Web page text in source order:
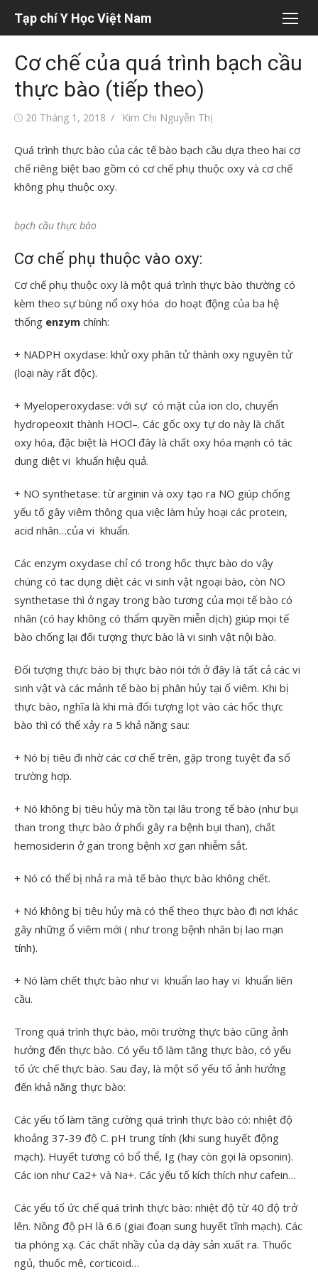
dung
Tạp chí Y Học Việt Nam
Cơ chế của quá trình bạch cầu
thực bào (tiếp theo)
Đăng20 Tháng 1, 2018
Tác
Kim Chi Nguyễn Thị
Quá trình thực bào của các tế bào bạch cầu dựa theo hai cơ
chế riêng biệt bao gồm có cơ chế phụ thuộc oxy và cơ chế
không phụ thuộc oxy.
bạch cầu thực bào
Cơ chế phụ thuộc vào oxy:
Cơ chế phụ thuộc oxy là một quá trình thực bào thường có
kèm theo sự bùng nổ oxy hóa do hoạt động của ba hệ
thống enzym chính:
+ NADPH oxydase: khử oxy phân tử thành oxy nguyên tử
(loại này rất độc).
+ Myeloperoxydase: với sự có mặt của ion clo, chuyển
hydropeoxit thành HOCl–. Các gốc oxy tự do này là chất
oxy hóa, đặc biệt là HOCl đây là chất oxy hóa mạnh có tác
dung diệt vi khuẩn hiệu quả.
+ NO synthetase: từ arginin và oxy tạo ra NO giúp chống
yếu tố gây viêm thông qua việc làm hủy hoại các protein,
acid nhân…của vi khuẩn.
Các enzym oxydase chỉ có trong hốc thực bào do vậy
chúng có tac dụng diệt các vi sinh vật ngoại bào, còn NO
synthetase thì ở ngay trong bào tương của mọi tế bào có
nhân (có hay không có thẩm quyền miễn dịch) giúp mọi tế
bào chống lại đối tượng thực bào là vi sinh vật nội bào.
Đối tượng thực bào bị thực bào nói tới ở đây là tất cả các vi
sinh vật và các mảnh tế bào bị phân hủy tại ổ viêm. Khi bị
thực bào, nghĩa là khi mà đối tượng lọt vào các hốc thực
bào thì có thể xảy ra 5 khả năng sau:
+ Nó bị tiêu đi nhờ các cơ chế trên, gặp trong tuyệt đa số
trường hợp.
+ Nó không bị tiêu hủy mà tồn tại lâu trong tế bào (như bụi
than trong thực bào ở phổi gây ra bệnh bụi than), chất
hemosiderin ở gan trong bệnh xơ gan nhiễm sắt.
+ Nó có thể bị nhả ra mà tế bào thực bào không chết.
+ Nó không bị tiêu hủy mà có thể theo thực bào đi nơi khác
gây những ổ viêm mới ( như trong bệnh nhân bị lao mạn
tính).
+ Nó làm chết thực bào như vi khuẩn lao hay vi khuẩn liên
cầu.
Trong quá trình thực bào, môi trường thực bào cũng ảnh
hưởng đến thực bào. Có yếu tố làm tăng thực bào, có yếu
tố ức chế thực bào. Sau đay, là một số yếu tố ảnh hưởng
đến khả năng thực bào:
Các yếu tố làm tăng cường quá trình thực bào có: nhiệt độ
khoảng 37-39 độ C. pH trung tính (khi sung huyết động
mạch). Huyết tương có bổ thể, Ig (hay còn gọi là opsonin).
Các ion như Ca2+ và Na+. Các yếu tố kích thích như cafein…
Các yếu tố ức chế quá trình thực bào: nhiệt độ từ 40 độ trở
lên. Nồng độ pH là 6.6 (giai đoạn sung huyết tĩnh mạch). Các
tia phóng xạ. Các chất nhầy của dạ dày sản xuất ra. Thuốc
ngủ, thuốc mê, corticoid…